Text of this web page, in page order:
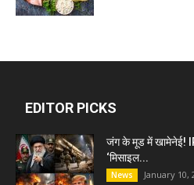
EDITOR PICKS
जंग के मूड में खामेनेई!
‘मिसाइल...
News January 10,